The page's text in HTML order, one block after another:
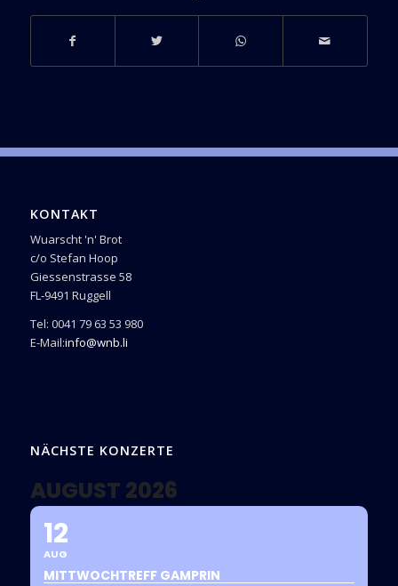
KONTAKT
Wuarscht 'n' Brot
c/o Stefan Hoop
Giessenstrasse 58
FL-9491 Ruggell
Tel: 0041 79 63 53 980
E-Mail:info@wnb.li
NÄCHSTE KONZERTE
AUGUST 2026
12
AUG
MITTWOCHTREFF GAMPRIN